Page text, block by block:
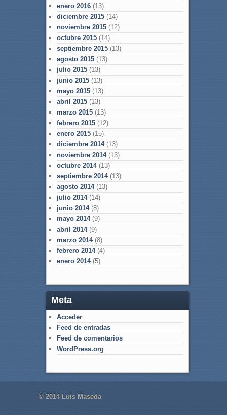
enero 2016(13)
diciembre 2015(14)
noviembre 2015(12)
octubre 2015(14)
septiembre 2015(13)
agosto 2015(13)
julio 2015(13)
junio 2015(13)
mayo 2015(13)
abril 2015(13)
marzo 2015(13)
febrero 2015(12)
enero 2015(15)
diciembre 2014(13)
noviembre 2014(13)
octubre 2014(13)
septiembre 2014(13)
agosto 2014(13)
julio 2014(14)
junio 2014(8)
mayo 2014(9)
abril 2014(9)
marzo 2014(8)
febrero 2014(4)
enero 2014(5)
Meta
Acceder
Feed de entradas
Feed de comentarios
WordPress.org
© 2014 Luis Maseda